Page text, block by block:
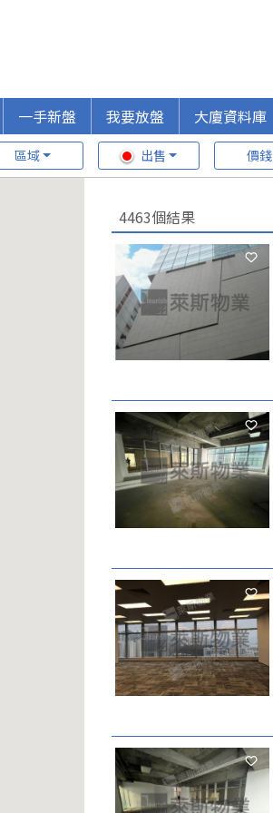
一手新盤 我要放盤 大廈資料庫
區域 出售 價錢
4463個結果